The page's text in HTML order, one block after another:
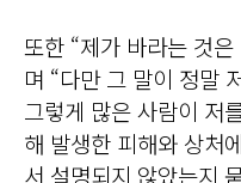
또한 “제가 바라는 것
며 “다만 그 말이 정말
그렇게 많은 사람이 저
해 발생한 피해와 상처
서 설명되지 않았는지